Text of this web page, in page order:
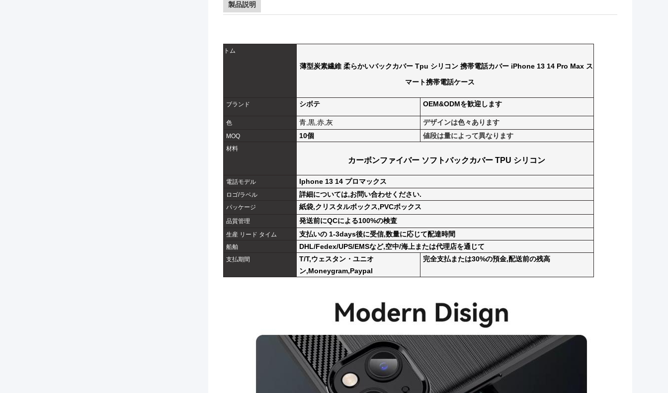
製品説明
トム
薄型炭素繊維 柔らかいバックカバー Tpu シリコン 携帯電話カバー iPhone 13 14 Pro Max ス
マート携帯電話ケース
ブランド シボテ OEM&ODMを歓迎します
色 青,黒,赤,灰 デザインは色々あります
MOQ 10個 値段は量によって異なります
材料
カーボンファイバー ソフトバックカバー TPU シリコン
電話モデル Iphone 13 14 プロマックス
ロゴ/ラベル 詳細については,お問い合わせください.
パッケージ 紙袋,クリスタルボックス,PVCボックス
品質管理 発送前にQCによる100%の検査
生産 リード タイム 支払いの 1-3days後に受信,数量に応じて配達時間
船舶 DHL/Fedex/UPS/EMSなど,空中/海上または代理店を通じて
支払期間
T/T,ウェスタン・ユニオ
ン,Moneygram,Paypal
完全支払または30%の預金,配送前の残高